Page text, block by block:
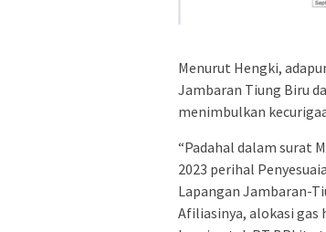
Menurut Hengki,
Jambaran Tiung Biru
menimbulkan
“Padahal dalam surat
2023 perihal
Lapangan Jambaran-
Afiliasinya, alokasi gas